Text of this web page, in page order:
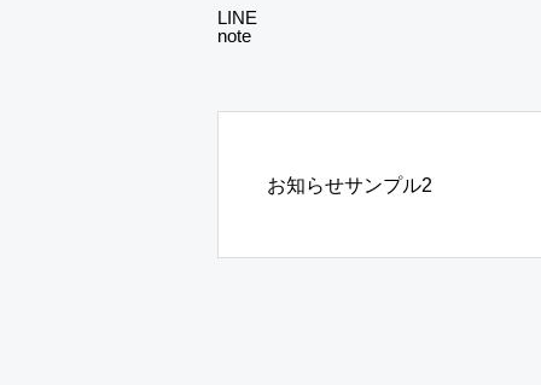
LINE
note
お知らせサンプル2